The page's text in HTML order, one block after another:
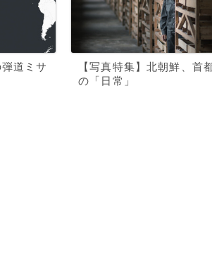
道ミサ
【写真特集】北朝鮮、首
の「日常」